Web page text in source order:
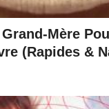
Mère
(Rapides &